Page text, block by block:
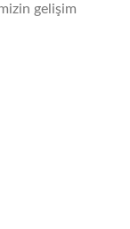
gelişim